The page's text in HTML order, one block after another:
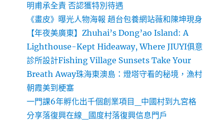
明甫承全責 否認獲特別待遇
《畫皮》曝光人物海報 趙台包養網站薇和陳坤現身
【年夜美廣東】Zhuhai’s Dong’ao Island: A
Lighthouse-Kept Hideaway, Where JIUYI俱意
診所設計Fishing Village Sunsets Take Your
Breath Away珠海東澳島：燈塔守看的秘境，漁村
朝霞美到梗塞
一門課6年孵化出千個創業項目_中國村到九宮格
分享落復興在線_國度村落復興信息門戶